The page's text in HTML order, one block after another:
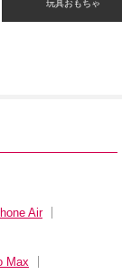
玩具おもちゃ
Air
Max